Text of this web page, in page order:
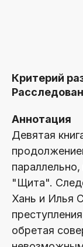
Критерий
Аннотация
Девятая
"Щита".
Хань и Илья
обретая